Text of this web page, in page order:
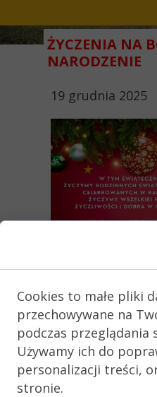
19 grudnia 2025
ŻYCZENIA NA
NARODZENIE
I
W
Cookies to małe pliki
przechowywane na
podczas
Używamy ich do
personalizacji treści,
stronie.